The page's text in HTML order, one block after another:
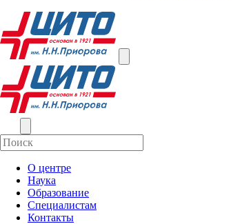
О центре
Наука
Образование
Специалистам
Контакты